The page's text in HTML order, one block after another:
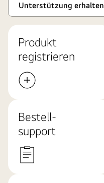
Unterstützung erhalten
Produkt
registrieren
Bestell-
support